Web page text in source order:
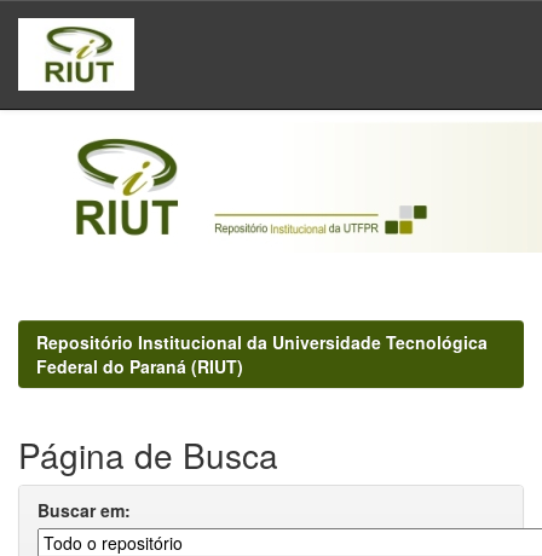
Skip
navigation
Repositório Institucional da Universidade Tecnológica
Federal do Paraná (RIUT)
Página de Busca
Buscar em: